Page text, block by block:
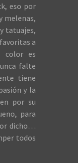
eso por
melenas,
tatuajes,
a
color es
falte
tiene
y la
por su
para
dicho…
todos